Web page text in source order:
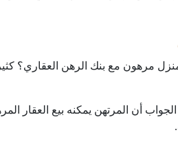
مرهون مع بنك الرهن العقاري؟
أن المرتهن يمكنه بيع العقار